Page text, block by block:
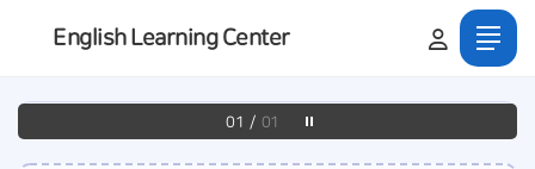
English Learning Center
01 / 01